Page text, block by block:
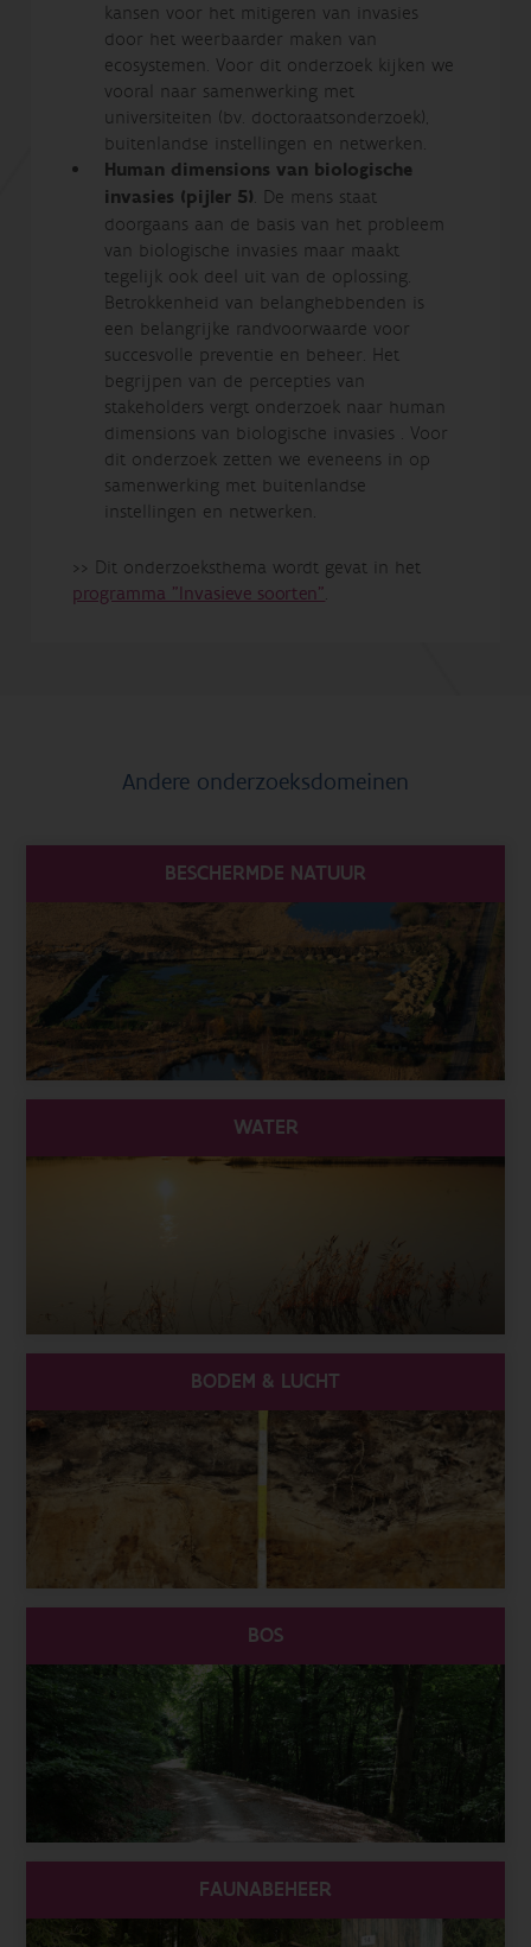
kansen voor het mitigeren van invasies
door het weerbaarder maken van
ecosystemen. Voor dit onderzoek kijken we
vooral naar samenwerking met
universiteiten (bv. doctoraatsonderzoek),
buitenlandse instellingen en netwerken.
Human dimensions van biologische
invasies (pijler 5). De mens staat
doorgaans aan de basis van het probleem
van biologische invasies maar maakt
tegelijk ook deel uit van de oplossing.
Betrokkenheid van belanghebbenden is
een belangrijke randvoorwaarde voor
succesvolle preventie en beheer. Het
begrijpen van de percepties van
stakeholders vergt onderzoek naar human
dimensions van biologische invasies . Voor
dit onderzoek zetten we eveneens in op
samenwerking met buitenlandse
instellingen en netwerken.
>> Dit onderzoeksthema wordt gevat in het
programma "Invasieve soorten".
Andere onderzoeksdomeinen
BESCHERMDE NATUUR
WATER
BODEM & LUCHT
BOS
FAUNABEHEER